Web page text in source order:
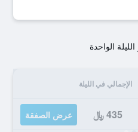
الواحدة
الإجمالي في الليلة
435 ﷼ عرض الصفقة